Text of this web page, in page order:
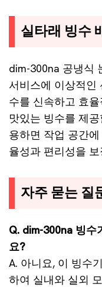
실타래 빙수
dim-300na 공냉식
서비스에 이상적인
수를 신속하고 효
맛있는 빙수를 제
용하면 작업 공간
율성과 편리성을
자주 묻는 질
Q. dim-300na 빙수
요?
A. 아니요, 이 빙수
하여 실내와 실외